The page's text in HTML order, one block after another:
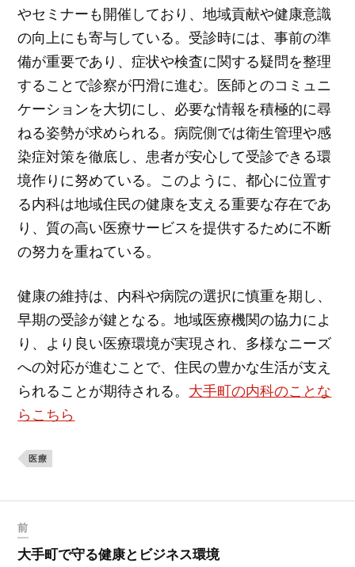
やセミナーも開催しており、地域貢献や健康意識
の向上にも寄与している。受診時には、事前の準
備が重要であり、症状や検査に関する疑問を整理
することで診察が円滑に進む。医師とのコミュニ
ケーションを大切にし、必要な情報を積極的に尋
ねる姿勢が求められる。病院側では衛生管理や感
染症対策を徹底し、患者が安心して受診できる環
境作りに努めている。このように、都心に位置す
る内科は地域住民の健康を支える重要な存在であ
り、質の高い医療サービスを提供するために不断
の努力を重ねている。
健康の維持は、内科や病院の選択に慎重を期し、
早期の受診が鍵となる。地域医療機関の協力によ
り、より良い医療環境が実現され、多様なニーズ
への対応が進むことで、住民の豊かな生活が支え
られることが期待される。 大手町の内科のことな
らこちら
医療
前
大手町で守る健康とビジネス環境